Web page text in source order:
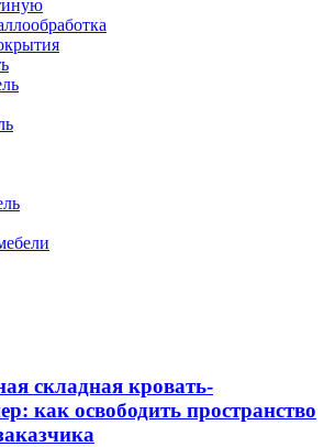
складная кровать-
как освободить пространство